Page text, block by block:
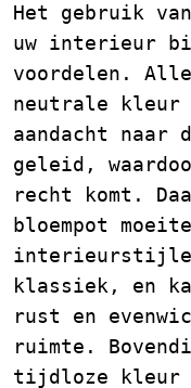
Het gebruik
uw interieur
voordelen.
neutrale
aandacht naar
geleid,
recht komt.
bloempot
klassiek, en
rust en
ruimte.
tijdloze kleur